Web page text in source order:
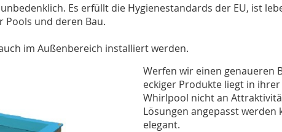
Es erfüllt die Hygienestandards der EU, ist
und deren Bau.
im Außenbereich installiert werden.
Werfen wir einen genaueren
eckiger Produkte liegt in
Whirlpool nicht an
Lösungen angepasst werden
elegant.